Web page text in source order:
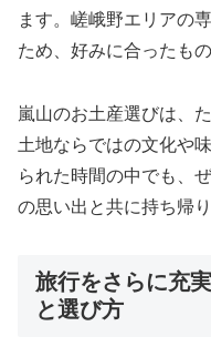
ます。嵯峨野エリアの
ため、好みに合ったも
嵐山のお土産選びは、
土地ならではの文化や
られた時間の中でも、
の思い出と共に持ち帰り
旅行をさらに充
と選び方